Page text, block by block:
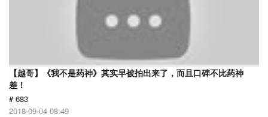
【越哥】《我不是药神》其实早被拍出来了，而且口碑不比药神
差！
# 683
2018-09-04 08:49